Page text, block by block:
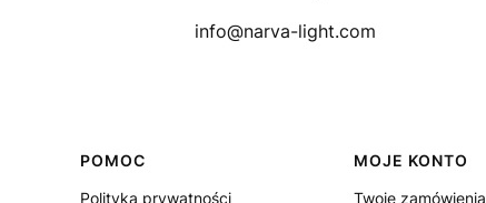
info@narva-light.com
Linki w stopce
POMOC
Polityka prywatności
MOJE KONTO
Twoje zamówienia